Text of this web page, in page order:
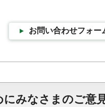
お問い合わせフォー
みなさまのご意